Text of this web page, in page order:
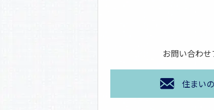
お問い合わ
住まい